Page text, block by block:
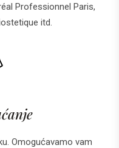
Professionnel Paris,
itd.
Omogućavamo vam